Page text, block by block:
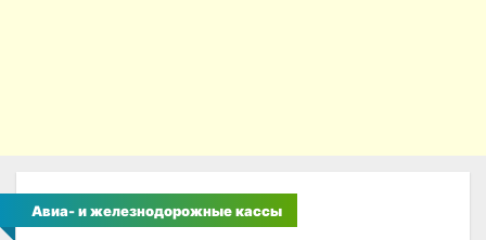
Авиа- и железнодорожные кассы